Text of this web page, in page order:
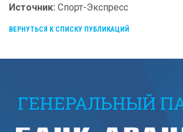
Источник: Спорт-Экспресс
ВЕРНУТЬСЯ К СПИСКУ ПУБЛИКАЦИЙ
ГЕНЕРАЛЬНЫЙ